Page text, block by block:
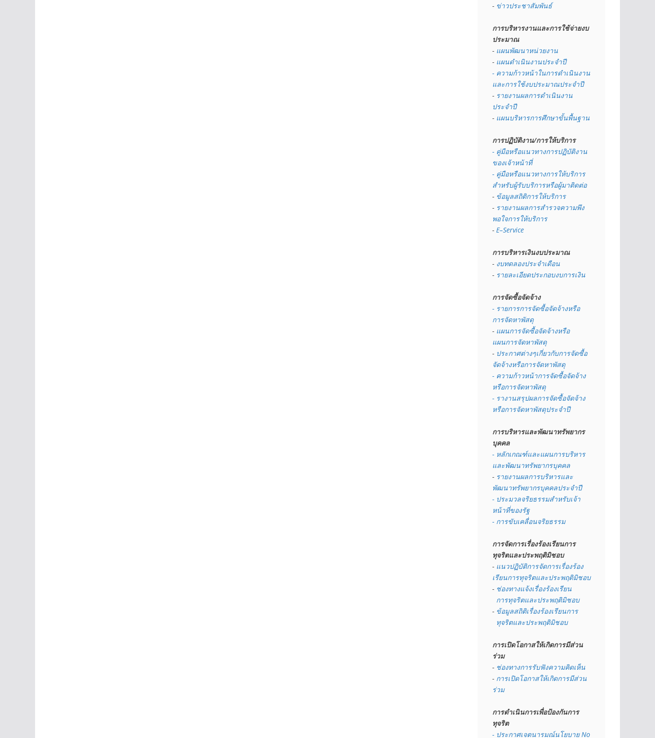
- ข่าวประชาสัมพันธ์
การบริหารงานและการใช้จ่ายงบ
ประมาณ
- แผนพัฒนาหน่วยงาน
- แผนดำเนินงานประจำปี
- ความก้าวหน้าในการดำเนินงาน
และการใช้งบประมาณประจำปี
- รายงานผลการดำเนินงาน
ประจำปี
- แผนบริหารการศึกษาขั้นพื้นฐาน
การปฏิบัติงาน/การให้บริการ
- คู่มือหรือแนวทางการปฏิบัติงาน
ของเจ้าหน้าที่
- คู่มือหรือแนวทางการให้บริการ
สำหรับผู้รับบริการหรือผู้มาติดต่อ
- ข้อมูลสถิติการให้บริการ
- รายงานผลการสำรวจความพึง
พอใจการให้บริการ
- E–Service
การบริหารเงินงบประมาณ
- งบทดลองประจำเดือน
- รายละเอียดประกอบงบการเงิน
การจัดซื้อจัดจ้าง
- รายการการจัดซื้อจัดจ้างหรือ
การจัดหาพัสดุ
- แผนการจัดซื้อจัดจ้างหรือ
แผนการจัดหาพัสดุ
- ประกาศต่างๆเกี่ยวกับการจัดซื้อ
จัดจ้างหรือการจัดหาพัสดุ
- ความก้าวหน้าการจัดซื้อจัดจ้าง
หรือการจัดหาพัสดุ
- รางานสรุปผลการจัดซื้อจัดจ้าง
หรือการจัดหาพัสดุประจำปี
การบริหารและพัฒนาทรัพยากร
บุคคล
- หลักเกณฑ์และแผนการบริหาร
และพัฒนาทรัพยากรบุคคล
- รายงานผลการบริหารและ
พัฒนาทรัพยากรบุคคลประจำปี
- ประมวลจริยธรรมสำหรับเจ้า
หน้าที่ของรัฐ
- การขับเคลื่อนจริยธรรม
การจัดการเรื่องร้องเรียนการ
ทุจริตและประพฤติมิชอบ
- แนวปฏิบัติการจัดการเรื่องร้อง
เรียนการทุจริตและประพฤติมิชอบ
- ช่องทางแจ้งเรื่องร้องเรียน
  การทุจริตและประพฤติมิชอบ
- ข้อมูลสถิติเรื่องร้องเรียนการ
  ทุจริตและประพฤติมิชอบ
การเปิดโอกาสให้เกิดการมีส่วน
ร่วม
- ช่องทางการรับฟังความคิดเห็น
- การเปิดโอกาสให้เกิดการมีส่วน
ร่วม
การดำเนินการเพื่อป้องกันการ
ทุจริต
- ประกาศเจตนารมณ์นโยบาย No